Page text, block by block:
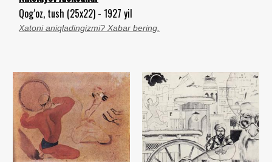
Qog‘oz, tush (25x22) - 1927 yil
Xatoni aniqladingizmi? Xabar bering.